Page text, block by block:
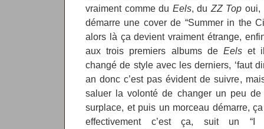
vraiment comme du Eels, du ZZ Top oui,
démarre une cover de “Summer in the
alors là ça devient vraiment étrange,
aux trois premiers albums de Eels et
changé de style avec les derniers, ‘faut
an donc c’est pas évident de suivre,
saluer la volonté de changer un peu
surplace, et puis un morceau démarre,
effectivement c’est ça, suit un “I